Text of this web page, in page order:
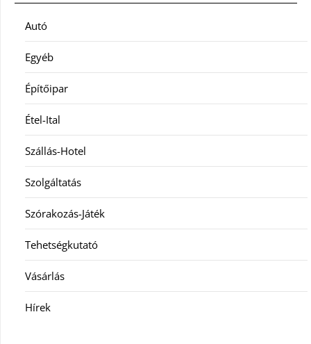
Autó
Egyéb
Építőipar
Étel-Ital
Szállás-Hotel
Szolgáltatás
Szórakozás-Játék
Tehetségkutató
Vásárlás
Hírek